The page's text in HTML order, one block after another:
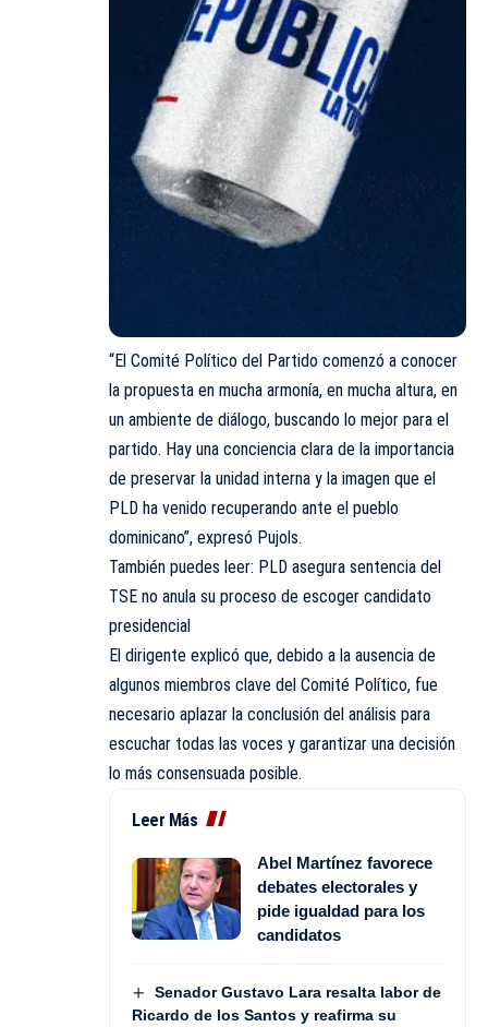
“El Comité Político del Partido comenzó a conocer
la propuesta en mucha armonía, en mucha altura, en
un ambiente de diálogo, buscando lo mejor para el
partido. Hay una conciencia clara de la importancia
de preservar la unidad interna y la imagen que el
PLD ha venido recuperando ante el pueblo
dominicano”, expresó Pujols.
También puedes leer: PLD asegura sentencia del
TSE no anula su proceso de escoger candidato
presidencial
El dirigente explicó que, debido a la ausencia de
algunos miembros clave del Comité Político, fue
necesario aplazar la conclusión del análisis para
escuchar todas las voces y garantizar una decisión
lo más consensuada posible.
Leer Más
Abel Martínez favorece
debates electorales y
pide igualdad para los
candidatos
Senador Gustavo Lara resalta labor de
Ricardo de los Santos y reafirma su